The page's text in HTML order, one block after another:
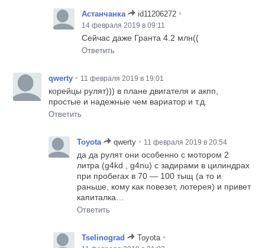
Астанчанка id11206272 •
14 февраля 2019 в 09:11
Сейчас даже Гранта 4.2 млн((
Ответить
qwerty • 11 февраля 2019 в 19:01
корейцы рулят))) в плане двигателя и акпп,
простые и надежные чем вариатор и т.д.
Ответить
Toyota qwerty • 11 февраля 2019 в 20:54
да да рулят они особенно с мотором 2
литра (g4kd , g4nu) с задирами в цилиндрах
при пробегах в 70 — 100 тыщ (а то и
раньше, кому как повезет, лотерея) и привет
капиталка…
Ответить
Tselinograd Toyota •